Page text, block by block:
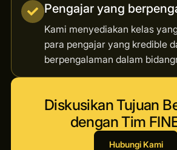
Diskusikan Tujuan
dengan Tim
Hubungi Kami
Pengajar yang
Kami menyediakan kelas
para pengajar yang kredible
berpengalaman dalam